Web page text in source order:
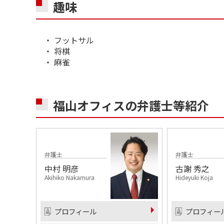
趣味
・ フットサル
・ 将棋
・ 麻雀
福山オフィスの弁護士等紹介
弁護士
中村 明彦
Akihiko Nakamura
プロフィール
弁護士
古謝 秀之
Hideyuki Koja
プロフィー